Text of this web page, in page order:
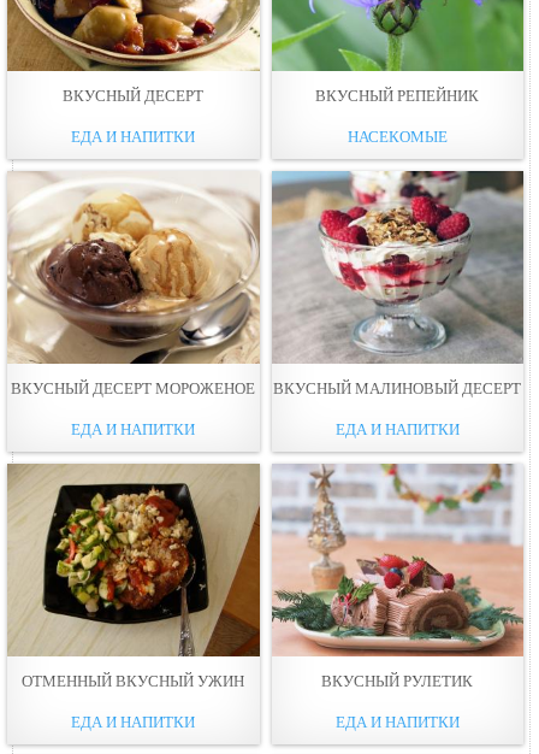
ВКУСНЫЙ ДЕСЕРТ
ЕДА И НАПИТКИ
ВКУСНЫЙ РЕПЕЙНИК
НАСЕКОМЫЕ
ВКУСНЫЙ ДЕСЕРТ МОРОЖЕНОЕ
ЕДА И НАПИТКИ
ВКУСНЫЙ МАЛИНОВЫЙ ДЕСЕРТ
ЕДА И НАПИТКИ
ОТМЕННЫЙ ВКУСНЫЙ УЖИН
ЕДА И НАПИТКИ
ВКУСНЫЙ РУЛЕТИК
ЕДА И НАПИТКИ